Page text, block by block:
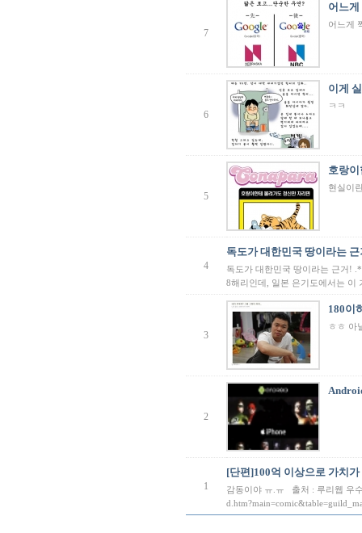
7
어느
어느게
6
이게
ㅋㅋ
5
호랑이
현실이
4
독도가 대한민국 땅이라는
독도가 대한민국 땅이라는 근거!
8해리인데, 일본 은기도에서는
3
180이
ㅎㅎ 아
2
1
[단편]100억 이상으로 가치가
감동이야 ㅠ.ㅠ 출처 : 루리웹 우